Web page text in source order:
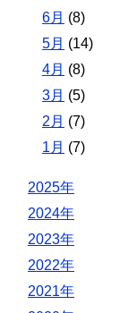
6月 (8)
5月 (14)
4月 (8)
3月 (5)
2月 (7)
1月 (7)
2025年
2024年
2023年
2022年
2021年